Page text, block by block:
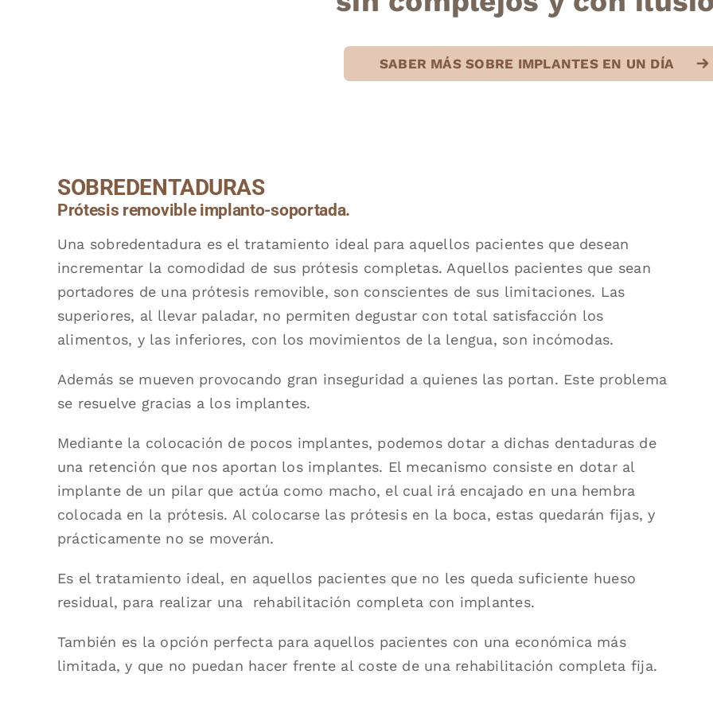
SABER MÁS SOBRE IMPLANTES EN UN DÍA
SOBREDENTADURAS
Prótesis removible implanto-soportada.
Una sobredentadura es el tratamiento ideal para aquellos pacientes que desean
incrementar la comodidad de sus prótesis completas. Aquellos pacientes que sean
portadores de una prótesis removible, son conscientes de sus limitaciones. Las
superiores, al llevar paladar, no permiten degustar con total satisfacción los
alimentos, y las inferiores, con los movimientos de la lengua, son incómodas.
Además se mueven provocando gran inseguridad a quienes las portan. Este problema
se resuelve gracias a los implantes.
Mediante la colocación de pocos implantes, podemos dotar a dichas dentaduras de
una retención que nos aportan los implantes. El mecanismo consiste en dotar al
implante de un pilar que actúa como macho, el cual irá encajado en una hembra
colocada en la prótesis. Al colocarse las prótesis en la boca, estas quedarán fijas, y
prácticamente no se moverán.
Es el tratamiento ideal, en aquellos pacientes que no les queda suficiente hueso
residual, para realizar una rehabilitación completa con implantes.
También es la opción perfecta para aquellos pacientes con una económica más
limitada, y que no puedan hacer frente al coste de una rehabilitación completa fija.